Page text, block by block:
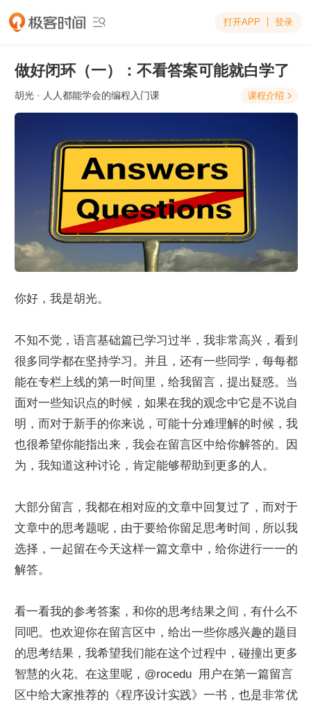
 打开APP 登录
做好闭环（一）：不看答案可能就白学了
胡光 · 人人都能学会的编程入门课 课程介绍 
你好，我是胡光。
不知不觉，语言基础篇已学习过半，我非常高兴，看到
很多同学都在坚持学习。并且，还有一些同学，每每都
能在专栏上线的第一时间里，给我留言，提出疑惑。当
面对一些知识点的时候，如果在我的观念中它是不说自
明，而对于新手的你来说，可能十分难理解的时候，我
也很希望你能指出来，我会在留言区中给你解答的。因
为，我知道这种讨论，肯定能够帮助到更多的人。
大部分留言，我都在相对应的文章中回复过了，而对于
文章中的思考题呢，由于要给你留足思考时间，所以我
选择，一起留在今天这样一篇文章中，给你进行一一的
解答。
看一看我的参考答案，和你的思考结果之间，有什么不
同吧。也欢迎你在留言区中，给出一些你感兴趣的题目
的思考结果，我希望我们能在这个过程中，碰撞出更多
智慧的火花。在这里呢，@rocedu  用户在第一篇留言
区中给大家推荐的《程序设计实践》一书，也是非常优